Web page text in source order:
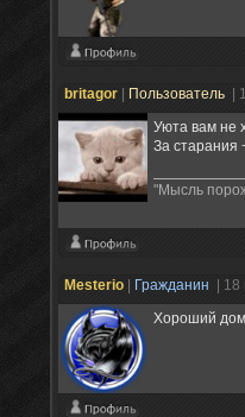
britagor Пользователь |
Уюта вам не
За старания
"Мысль
Mesterio Гражданин |
Хороший